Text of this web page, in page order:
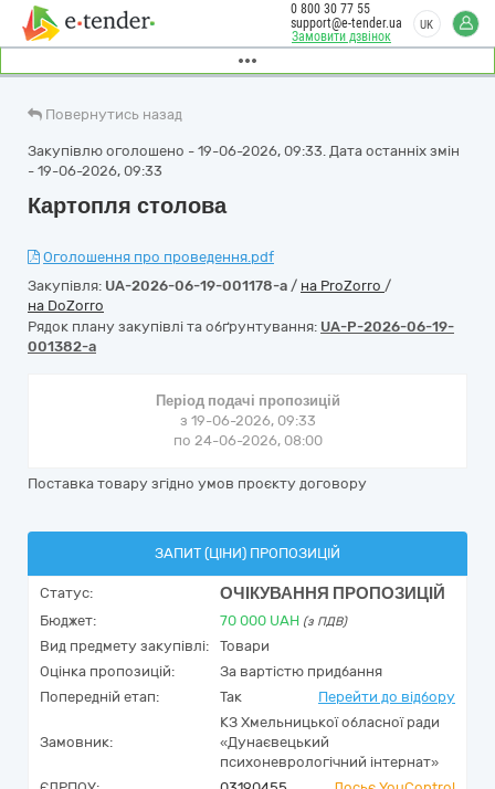
Замовити дзвінок
0 800 30 77 55
support@e-tender.ua
UK
Повернутись назад
Закупівлю оголошено - 19-06-2026, 09:33. Дата останніх змін
- 19-06-2026, 09:33
Картопля столова
Оголошення про проведення.pdf
Закупівля: UA-2026-06-19-001178-a / на ProZorro /
на DoZorro
Рядок плану закупівлі та обґрунтування: UA-P-2026-06-19-
001382-a
Період подачі пропозицій
з 19-06-2026, 09:33
по 24-06-2026, 08:00
Поставка товару згідно умов проєкту договору
ЗАПИТ (ЦІНИ) ПРОПОЗИЦІЙ
Статус: ОЧІКУВАННЯ ПРОПОЗИЦІЙ
Бюджет: 70 000 UAH (з ПДВ)
Вид предмету закупівлі:
Товари
Оцінка пропозицій:
За вартістю придбання
Попередній етап:
Так Перейти до відбору
Замовник:
КЗ Хмельницької обласної ради
«Дунаєвецький
психоневрологічний інтернат»